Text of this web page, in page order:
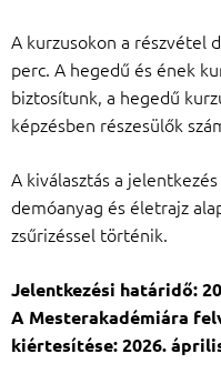
A kurzusokon a részvétel
perc. A hegedű és ének
biztosítunk, a hegedű
képzésben részesülők
A kiválasztás a
demóanyag és életrajz
zsűrizéssel történik.
Jelentkezési határidő:
A Mesterakadémiára
kiértesítése: 2026.